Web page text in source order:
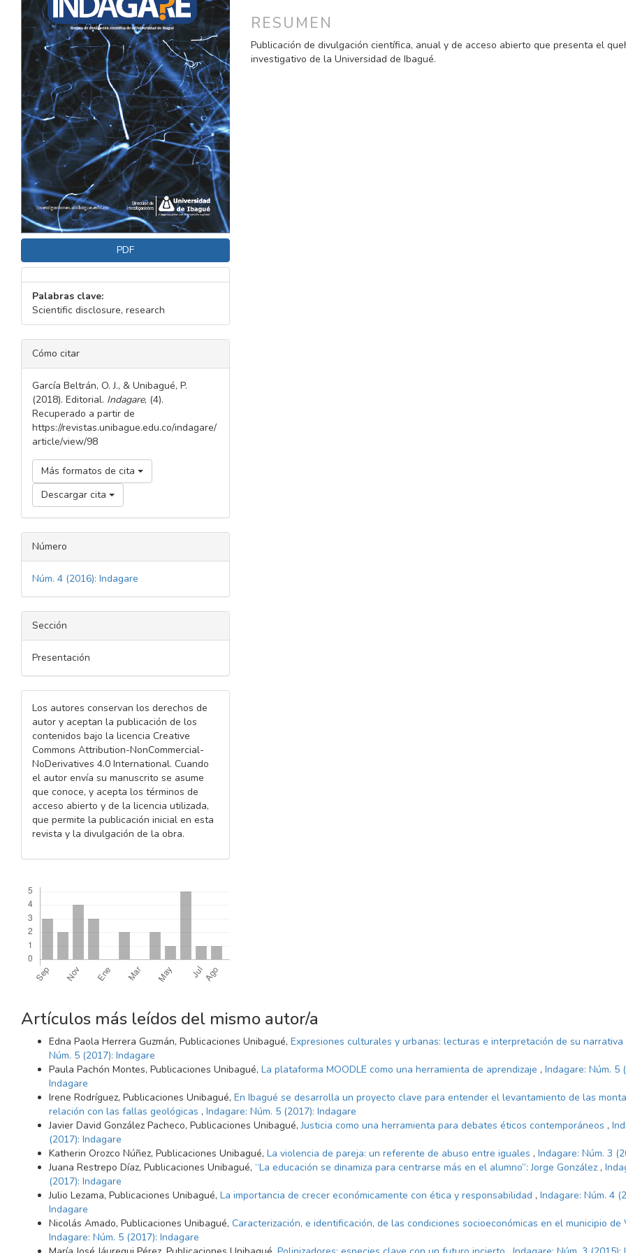
ARTÍCULO
PDF
Palabras clave:
Scientific disclosure, research
DETALLES
DEL
ARTÍCULO
Cómo citar
García Beltrán, O. J., & Unibagué, P.
(2018). Editorial. Indagare, (4).
Recuperado a partir de
https://revistas.unibague.edu.co/indagare/
article/view/98
Más formatos de cita
Descargar cita
Número
Núm. 4 (2016): Indagare
Sección
Presentación
Los autores conservan los derechos de
autor y aceptan la publicación de los
contenidos bajo la licencia Creative
Commons Attribution-NonCommercial-
NoDerivatives 4.0 International. Cuando
el autor envía su manuscrito se asume
que conoce, y acepta los términos de
acceso abierto y de la licencia utilizada,
que permite la publicación inicial en esta
revista y la divulgación de la obra.
ARTÍCULO
RESUMEN
Publicación de divulgación científica, anual y de acceso abierto que presenta el
investigativo de la Universidad de Ibagué.
Artículos más leídos del mismo autor/a
Edna Paola Herrera Guzmán, Publicaciones Unibagué, Expresiones culturales y urbanas: lecturas e interpretación de su narrativa
Núm. 5 (2017): Indagare
Paula Pachón Montes, Publicaciones Unibagué, La plataforma MOODLE como una herramienta de aprendizaje , Indagare: Núm. 5
Indagare
Irene Rodríguez, Publicaciones Unibagué, En Ibagué se desarrolla un proyecto clave para entender el levantamiento de las
relación con las fallas geológicas , Indagare: Núm. 5 (2017): Indagare
Javier David González Pacheco, Publicaciones Unibagué,Justicia como una herramienta para debates éticos contemporáneos ,
(2017): Indagare
Katherin Orozco Núñez, Publicaciones Unibagué, La violencia de pareja: un referente de abuso entre iguales , Indagare: Núm. 3
Juana Restrepo Díaz, Publicaciones Unibagué, “La educación se dinamiza para centrarse más en el alumno”: Jorge González ,
(2017): Indagare
Julio Lezama, Publicaciones Unibagué, La importancia de crecer económicamente con ética y responsabilidad , Indagare: Núm. 4
Indagare
Nicolás Amado, Publicaciones Unibagué, Caracterización, e identificación, de las condiciones socioeconómicas en el municipio de
Indagare: Núm. 5 (2017): Indagare